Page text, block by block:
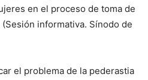
en el proceso de toma de
informativa. Sínodo de
el problema de la pederastia